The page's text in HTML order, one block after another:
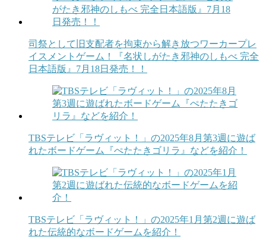
司祭として旧支配者を拘束から解き放つワーカープレ
イスメントゲーム！『名状しがたき邪神のしもべ 完全
日本語版』7月18日発売！！
TBSテレビ「ラヴィット！」の2025年8月第3週に遊ば
れたボードゲーム『ぺたたきゴリラ』などを紹介！
TBSテレビ「ラヴィット！」の2025年1月第2週に遊ば
れた伝統的なボードゲームを紹介！